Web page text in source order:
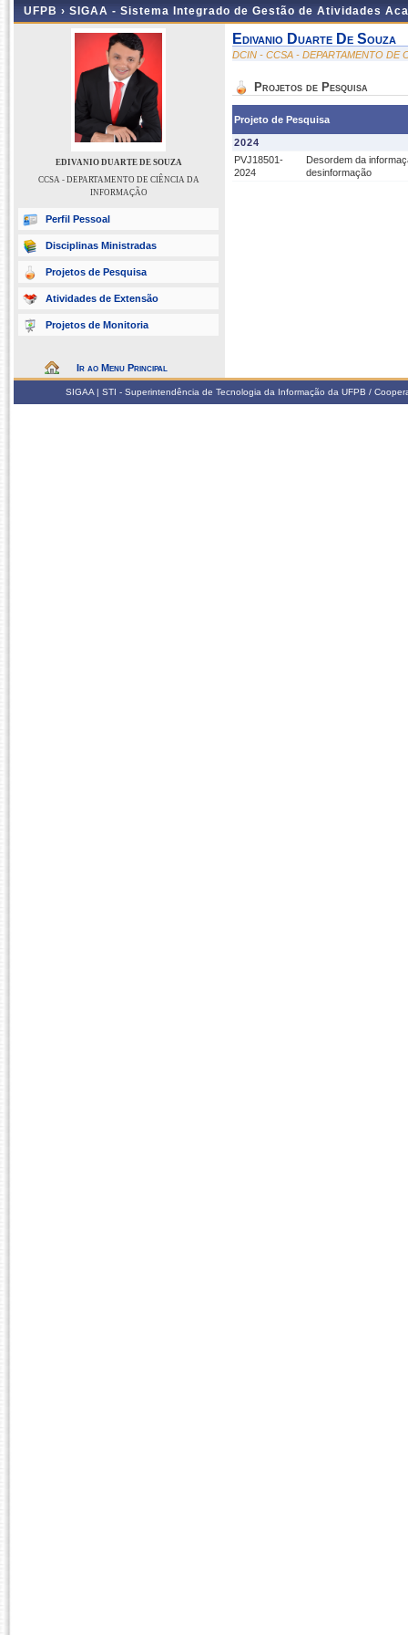
UFPB › SIGAA - Sistema Integrado de Gestão de Atividades
EDIVANIO DUARTE DE SOUZA
CCSA - DEPARTAMENTO DE CIÊNCIA DA
INFORMAÇÃO
Perfil Pessoal
Disciplinas Ministradas
Projetos de Pesquisa
Atividades de Extensão
Projetos de Monitoria
Ir ao Menu Principal
Edivanio Duarte De Souza
DCIN - CCSA - DEPARTAMENTO DE
Projetos de Pesquisa
Projeto de Pesquisa
2024
PVJ18501-
2024
Desordem da
desinformação
SIGAA | STI - Superintendência de Tecnologia da Informação da UFPB /